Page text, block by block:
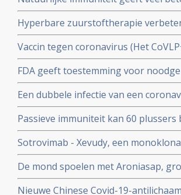
coronavirus - Covid-19 dan een
Hyperbare zuurstoftherapie
veroorzaakt door
Vaccin tegen coronavirus (Het
stoffen geeft uitstekende
ziekte (78 procent)
FDA geeft toestemming voor
(tixagevimab plus cilgavimab) voor
immuunziekte die niet goed
Een dubbele infectie van een
ziekte en meer
studie.
Passieve immuniteit kan 60
viroloog Jaap Goudsmid
Sotrovimab - Xevudy, een
bij patienten die reeds besmet zijn.
gebruik in Europa.
De mond spoelen met Aroniasap,
het coronavirus - Covid-19 virus en
doorgeven van virus.
Nieuwe Chinese Covid-19-